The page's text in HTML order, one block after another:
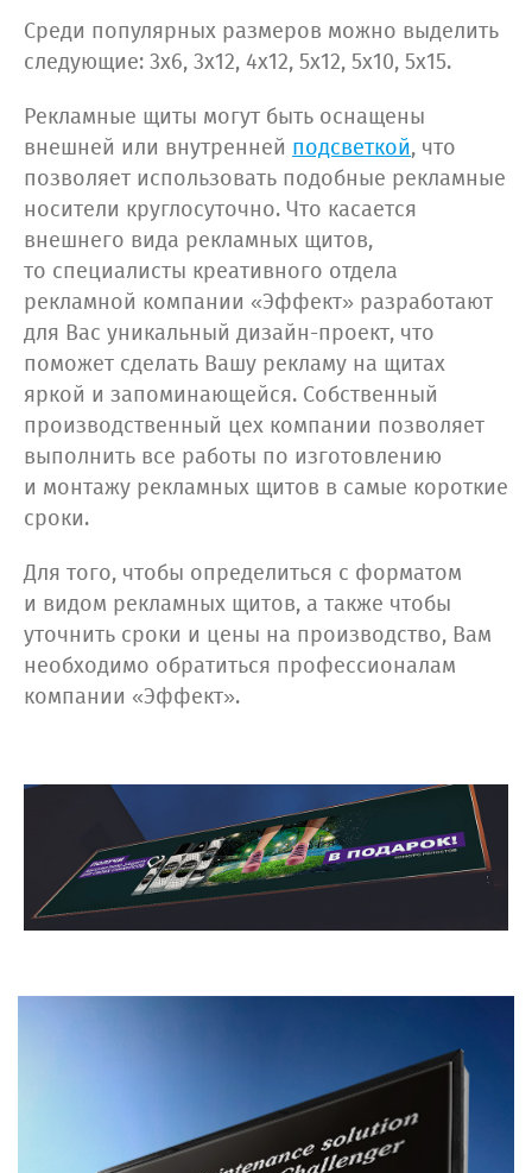
Среди популярных размеров можно выделить
следующие: 3х6, 3х12, 4х12, 5х12, 5х10, 5х15.
Рекламные щиты могут быть оснащены
внешней или внутренней подсветкой, что
позволяет использовать подобные рекламные
носители круглосуточно. Что касается
внешнего вида рекламных щитов,
то специалисты креативного отдела
рекламной компании «Эффект» разработают
для Вас уникальный дизайн-проект, что
поможет сделать Вашу рекламу на щитах
яркой и запоминающейся. Собственный
производственный цех компании позволяет
выполнить все работы по изготовлению
и монтажу рекламных щитов в самые короткие
сроки.
Для того, чтобы определиться с форматом
и видом рекламных щитов, а также чтобы
уточнить сроки и цены на производство, Вам
необходимо обратиться профессионалам
компании «Эффект».